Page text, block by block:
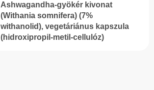
Ashwagandha-gyökér kivonat
(Withania somnifera) (7%
withanolid), vegetáriánus kapszula
(hidroxipropil-metil-cellulóz)